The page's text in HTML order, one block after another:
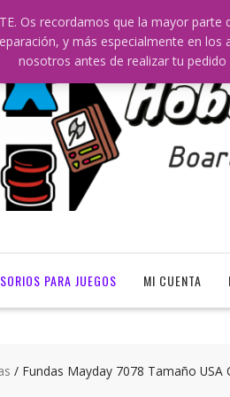
Os recordamos que la mayor
y más especialmente en
nosotros antes de realizar tu pedido
10:00 a 14:00
PARA JUEGOS MI CUENTA
/ Fundas Mayday 7078 Tamaño